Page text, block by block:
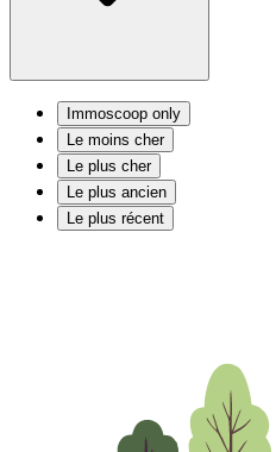
Immoscoop only
Le moins cher
Le plus cher
Le plus ancien
Le plus récent